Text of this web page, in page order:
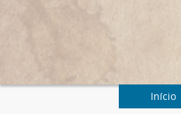
Início